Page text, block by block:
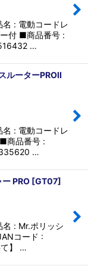
: 電動コードレ
付 ■商品番号 :
…
ルーターPROII
: 電動コードレ
商品番号 :
…
PRO [GT07]
: Mr.ポリッシ
コード :
】 …